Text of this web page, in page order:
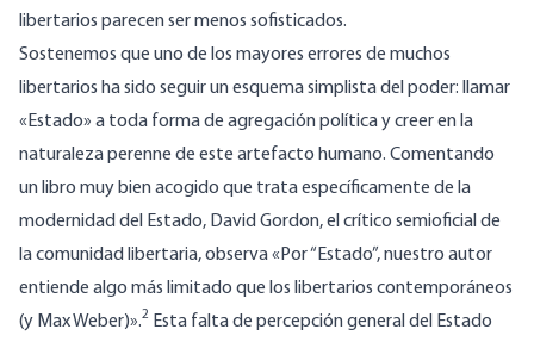
libertarios parecen ser menos sofisticados.
Sostenemos que uno de los mayores errores de muchos
libertarios ha sido seguir un esquema simplista del poder: llamar
«Estado» a toda forma de agregación política y creer en la
naturaleza perenne de este artefacto humano. Comentando
un libro muy bien acogido que trata específicamente de la
modernidad del Estado, David Gordon, el crítico semioficial de
la comunidad libertaria, observa «Por “Estado”, nuestro autor
entiende algo más limitado que los libertarios contemporáneos
(y Max Weber)».2 Esta falta de percepción general del Estado